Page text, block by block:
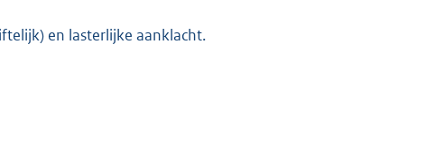
en lasterlijke aanklacht.